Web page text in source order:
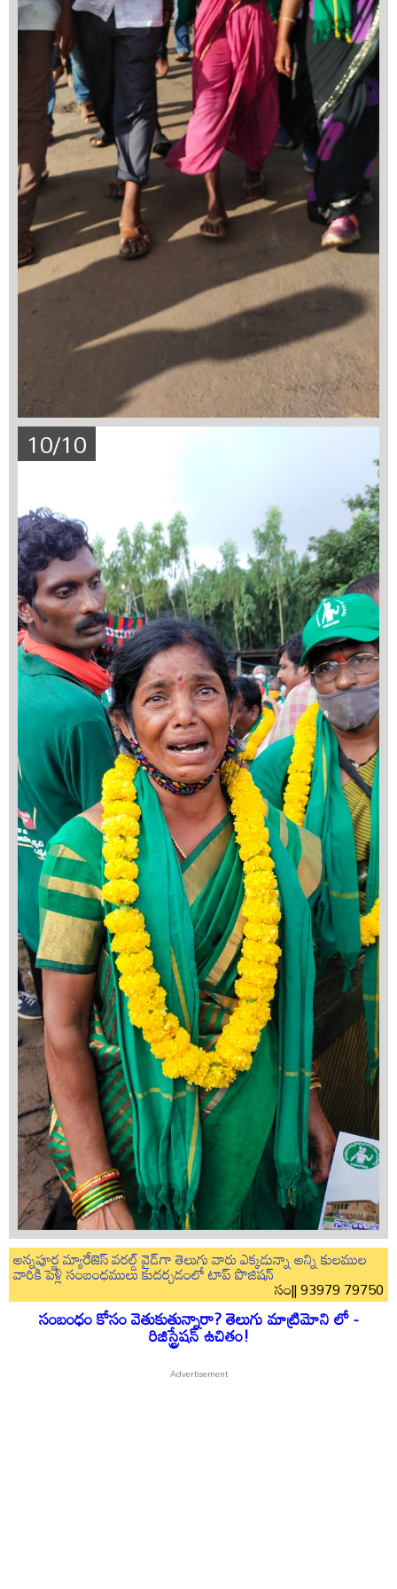
10/10
అన్నపూర్ణ మ్యారేజెస్ వరల్డ్ వైడ్‌గా తెలుగు వారు ఎక్కడున్నా అన్ని కులముల
వారికి పెళ్లి సంబంధములు కుదర్చడంలో టాప్ పొజిషన్
సం|| 93979 79750
సంబంధం కోసం వెతుకుతున్నారా? తెలుగు మాట్రిమోని లో -
రిజిస్ట్రేషన్ ఉచితం!